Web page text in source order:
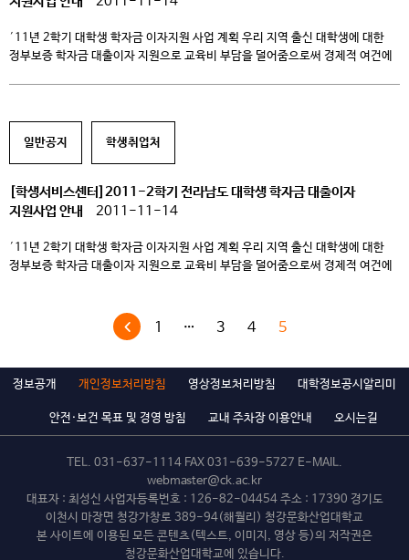
′11년 2학기 대학생 학자금 이자지원 사업 계획 우리 지역 출신 대학생에 대한
정부보증 학자금 대출이자 지원으로 교육비 부담을 덜어줌으로써 경제적 여건에
일반공지 학생취업처
[학생서비스센터]2011-2학기 전라남도 대학생 학자금 대출이자
지원사업 안내
2011-11-14
′11년 2학기 대학생 학자금 이자지원 사업 계획 우리 지역 출신 대학생에 대한
정부보증 학자금 대출이자 지원으로 교육비 부담을 덜어줌으로써 경제적 여건에
학자금 이자 지원 조례 2. 추진방침 ? […]
1 … 3 4 5
정보공개 개인정보처리방침 영상정보처리방침 대학정보공시알리미
안전·보건 목표 및 경영 방침 교내 주차장 이용안내 오시는길
TEL. 031-637-1114 FAX 031-639-5727 E-MAIL.
webmaster@ck.ac.kr
대표자 : 최성신 사업자등록번호 : 126-82-04454 주소 : 17390 경기도
이천시 마장면 청강가창로 389-94(해월리) 청강문화산업대학교
본 사이트에 이용된 모든 콘텐츠(텍스트, 이미지, 영상 등)의 저작권은
청강문화산업대학교에 있습니다.